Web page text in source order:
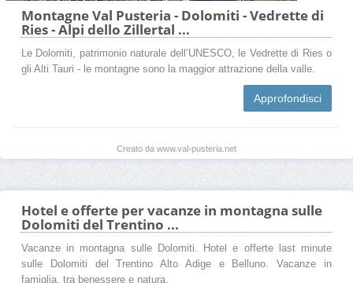
Montagne Val Pusteria - Dolomiti - Vedrette di
Ries - Alpi dello Zillertal ...
Le Dolomiti, patrimonio naturale dell’UNESCO, le Vedrette di Ries o
gli Alti Tauri - le montagne sono la maggior attrazione della valle.
Approfondisci
Creato da www.val-pusteria.net
Hotel e offerte per vacanze in montagna sulle
Dolomiti del Trentino ...
Vacanze in montagna sulle Dolomiti. Hotel e offerte last minute
sulle Dolomiti del Trentino Alto Adige e Belluno. Vacanze in
famiglia, tra benessere e natura.